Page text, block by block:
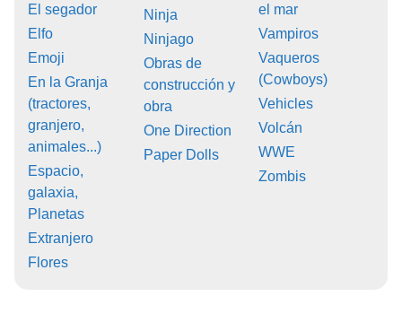
El segador
Elfo
Emoji
En la Granja
(tractores,
granjero,
animales...)
Espacio,
galaxia,
Planetas
Extranjero
Flores
Ninja
Ninjago
Obras de
construcción y
obra
One Direction
Paper Dolls
el mar
Vampiros
Vaqueros
(Cowboys)
Vehicles
Volcán
WWE
Zombis